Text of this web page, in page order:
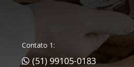
Contato 1:
(51) 99105-0183